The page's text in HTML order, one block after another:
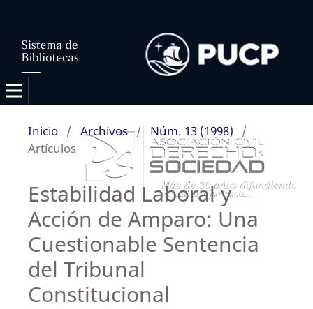
Inicio / Archivos / Núm. 13 (1998)
/
Artículos
Estabilidad Laboral y
Acción de Amparo: Una
Cuestionable Sentencia
del Tribunal
Constitucional